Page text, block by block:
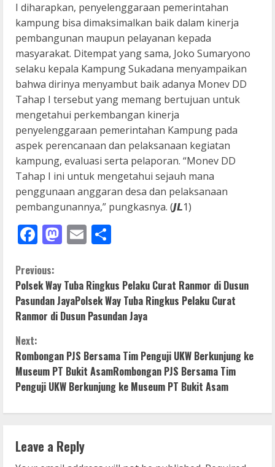
I diharapkan, penyelenggaraan pemerintahan
kampung bisa dimaksimalkan baik dalam kinerja
pembangunan maupun pelayanan kepada
masyarakat. Ditempat yang sama, Joko Sumaryono
selaku kepala Kampung Sukadana menyampaikan
bahwa dirinya menyambut baik adanya Monev DD
Tahap I tersebut yang memang bertujuan untuk
mengetahui perkembangan kinerja
penyelenggaraan pemerintahan Kampung pada
aspek perencanaan dan pelaksanaan kegiatan
kampung, evaluasi serta pelaporan. “Monev DD
Tahap I ini untuk mengetahui sejauh mana
penggunaan anggaran desa dan pelaksanaan
pembangunannya,” pungkasnya. (𝙅𝙇1)
Facebook
Mastodon
Email
C
o
n
t
i
e
Previous:
Polsek Way Tuba Ringkus Pelaku Curat Ranmor di Dusun
Pasundan JayaPolsek Way Tuba Ringkus Pelaku Curat
Ranmor di Dusun Pasundan Jaya
Next:
Rombongan PJS Bersama Tim Penguji UKW Berkunjung ke
Museum PT Bukit AsamRombongan PJS Bersama Tim
Penguji UKW Berkunjung ke Museum PT Bukit Asam
Leave a Reply